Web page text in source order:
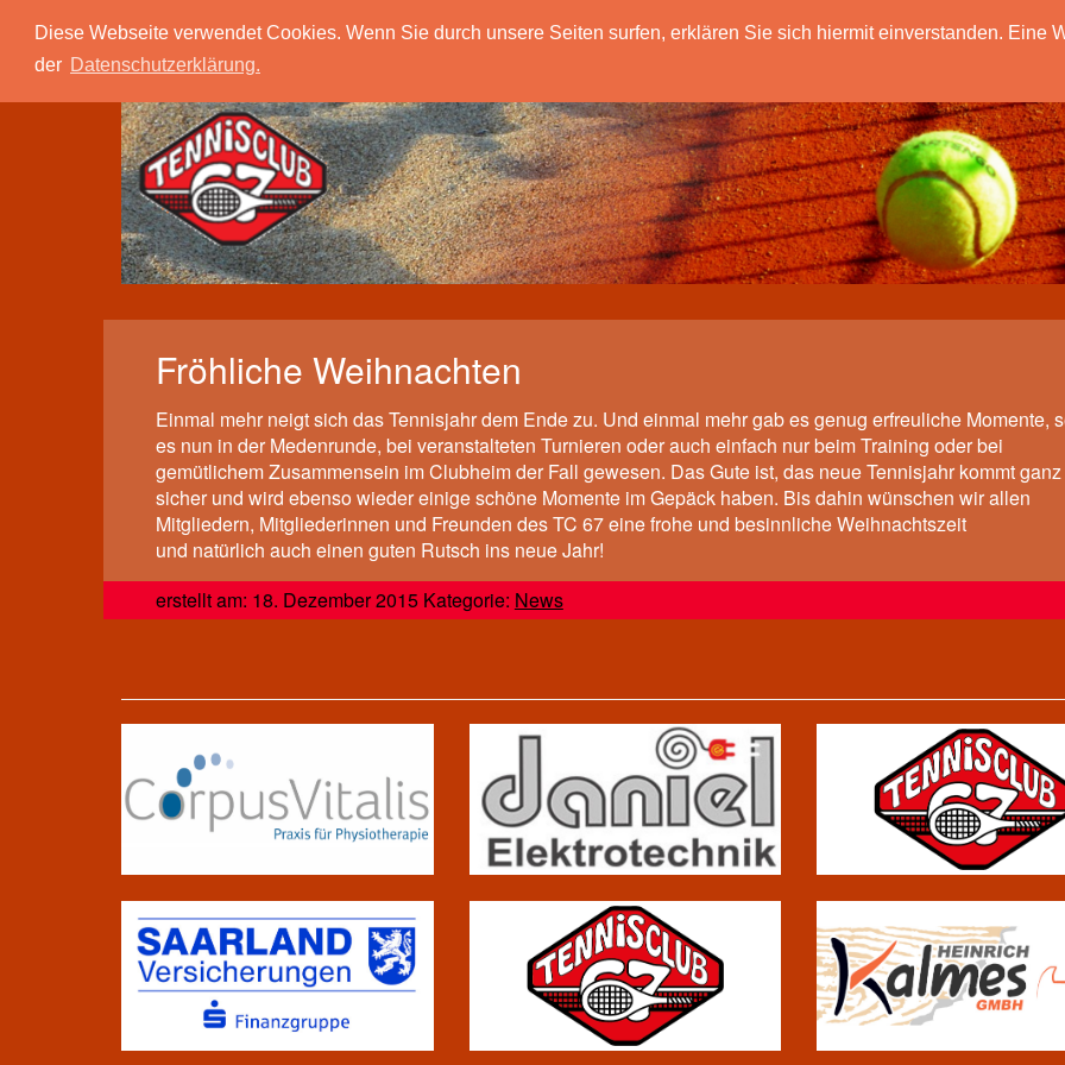
Diese Webseite verwendet Cookies. Wenn Sie durch unsere Seiten surfen, erklären Sie sich hiermit einverstanden. Eine
der Datenschutzerklärung.
Tc 67 Quierschied Verein Spielbetrieb
Fröhliche Weihnachten
Einmal mehr neigt sich das Tennisjahr dem Ende zu. Und einmal mehr gab es genug erfreuliche Momente,
es nun in der Medenrunde, bei veranstalteten Turnieren oder auch einfach nur beim Training oder bei
gemütlichem Zusammensein im Clubheim der Fall gewesen. Das Gute ist, das neue Tennisjahr kommt ganz
sicher und wird ebenso wieder einige schöne Momente im Gepäck haben. Bis dahin wünschen wir allen
Mitgliedern, Mitgliederinnen und Freunden des TC 67 eine frohe und besinnliche Weihnachtszeit
und natürlich auch einen guten Rutsch ins neue Jahr!
erstellt am: 18. Dezember 2015 Kategorie: News